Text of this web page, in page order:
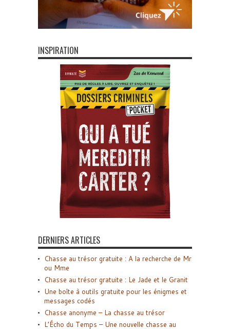
INSPIRATION
DERNIERS ARTICLES
Chasse au trésor gratuite : A la recherche de Mr
ou Mme
Chasse au trésor gratuite : Le Jade et le Granit
Une boîte à outils gratuite pour les énigmes et
messages codés
Chasse anonyme – La chasse au trésor
L’Écho du Temps – Une nouvelle chasse au